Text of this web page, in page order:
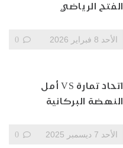
الفتح الرياضي
الأحد 8 فبراير 2026 0
اتحاد تمارة VS أمل
النهضة البركانية
الأحد 7 ديسمبر 2025 0